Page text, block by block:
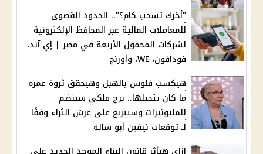
"أخرك تسحب كام؟".. الحدود القصوى
للمعاملات المالية عبر المحافظ الإلكترونية
لشركات المحمول الأربعة في مصر | إي آند،
فودافون، WE، وأورنج
هيكسب فلوس بالهبل وهيحقق ثروة عمره
ما كان يتخيلها.. برج فلكي سينضم
للمليونيرات وسيتربع على عرش الثراء وفقًا
لـ توقعات نيفين أبو شالة